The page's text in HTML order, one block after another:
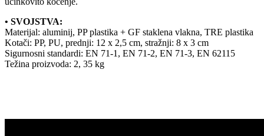
• SVOJSTVA:
Materijal: aluminij, PP plastika + GF staklena vlakna, TRE plastika
Kotači: PP, PU, prednji: 12 x 2,5 cm, stražnji: 8 x 3 cm
Sigurnosni standardi: EN 71-1, EN 71-2, EN 71-3, EN 62115
Težina proizvoda: 2, 35 kg